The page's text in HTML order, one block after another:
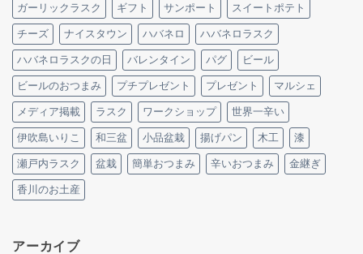
ガーリックラスク ギフト サンポート スイートポテト
チーズ ナイスタウン ハバネロ ハバネロラスク
ハバネロラスクの日 バレンタイン パグ ビール
ビールのおつまみ プチプレゼント プレゼント マルシェ
メディア掲載 ラスク ワークショップ 世界一辛い
伊吹島いりこ 和三盆 小品盆栽 揚げパン 木工 漆
瀬戸内ラスク 盆栽 簡単おつまみ 辛いおつまみ 金継ぎ
香川のお土産
アーカイブ